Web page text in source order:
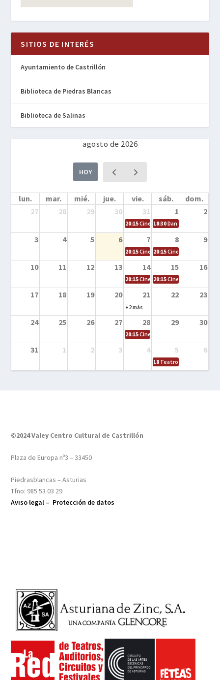
SITIOS DE INTERÉS
Ayuntamiento de Castrillón
Biblioteca de Piedras Blancas
Biblioteca de Salinas
agosto de 2026
HOY
lun. mar. mié. jue. vie. sáb.
dom.
27
28 29 30 31 1 2
20:15Cine en la calle – Cómo
18:30Danza – Cita en el
3 4 5 6 7 8 9
20:15Cine en la calle – El niño y la
20:15Cine en la calle –
10 11 12 13 14 15 16
20:15Cine en la calle – Tortugas
20:15Cine en la calle –
17 18 19 20 21 22 23
+2 más
24 25 26 27 28 29 30
20:15Cine en el calle – Tintín y el
31 1 2 3 4 5 6
18 Teatro – Tres
©2024 Valey Centro Cultural de Castrillón
Plaza de Europa nº3 – 33450
Piedrasblancas – Asturias
Tfno: 985 53 03 29
Aviso legal – Protección de datos